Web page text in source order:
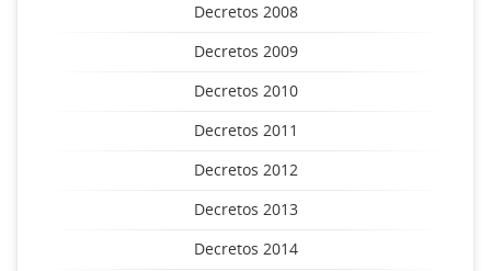
Decretos 2008
Decretos 2009
Decretos 2010
Decretos 2011
Decretos 2012
Decretos 2013
Decretos 2014